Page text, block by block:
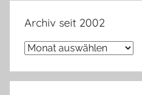
Archiv seit 2002
Archiv
2002